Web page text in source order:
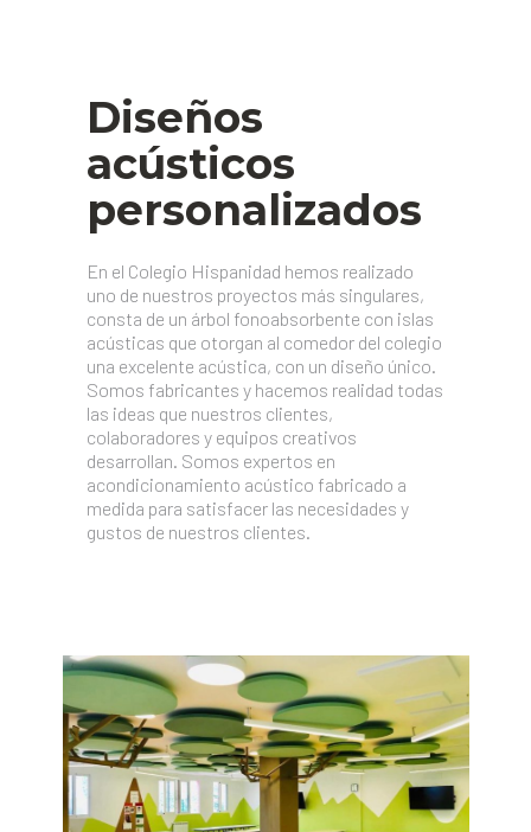
Diseños
acústicos
personalizados
En el Colegio Hispanidad hemos realizado
uno de nuestros proyectos más singulares,
consta de un árbol fonoabsorbente con islas
acústicas que otorgan al comedor del colegio
una excelente acústica, con un diseño único.
Somos fabricantes y hacemos realidad todas
las ideas que nuestros clientes,
colaboradores y equipos creativos
desarrollan. Somos expertos en
acondicionamiento acústico fabricado a
medida para satisfacer las necesidades y
gustos de nuestros clientes.